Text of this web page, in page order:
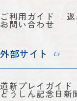
ご利用ガイド
お問い合わせ
外部サイト
道新プレイガイド
どうしん記念日新